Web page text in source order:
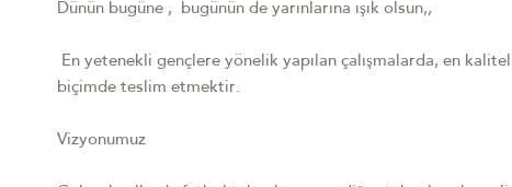
Dünün bugüne , bugünün de yarınlarına ışık olsun,,
En yetenekli gençlere yönelik yapılan çalışmalarda, en
biçimde teslim etmektir.
Vizyonumuz